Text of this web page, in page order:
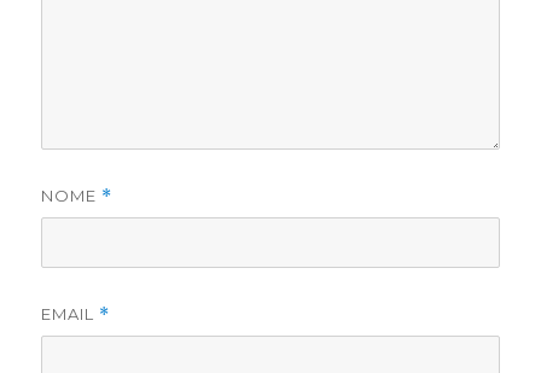
NOME *
EMAIL *